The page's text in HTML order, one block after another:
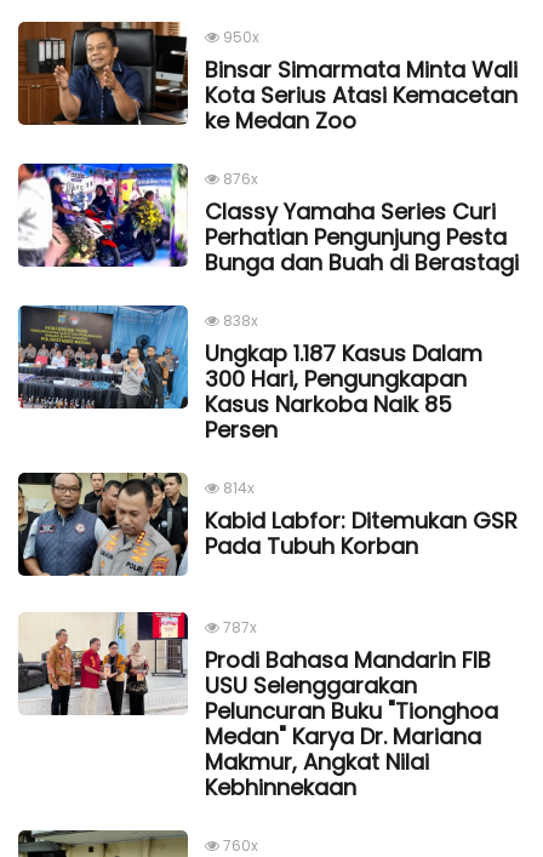
950x
Binsar Simarmata Minta Wali
Kota Serius Atasi Kemacetan
ke Medan Zoo
876x
Classy Yamaha Series Curi
Perhatian Pengunjung Pesta
Bunga dan Buah di Berastagi
838x
Ungkap 1.187 Kasus Dalam
300 Hari, Pengungkapan
Kasus Narkoba Naik 85
Persen
814x
Kabid Labfor: Ditemukan GSR
Pada Tubuh Korban
787x
Prodi Bahasa Mandarin FIB
USU Selenggarakan
Peluncuran Buku "Tionghoa
Medan" Karya Dr. Mariana
Makmur, Angkat Nilai
Kebhinnekaan
760x